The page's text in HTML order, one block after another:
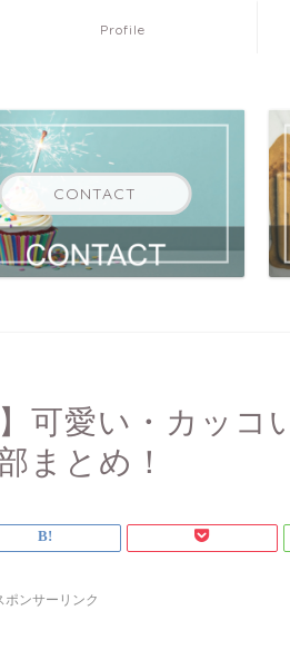
Profile
CONTACT
可愛い・カッコ
まとめ！
ポンサーリンク